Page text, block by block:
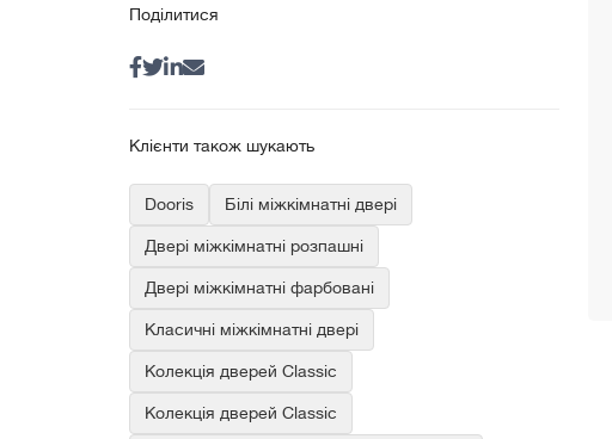
Поділитися
Клієнти також шукають
Dooris Білі міжкімнатні двері
Двері міжкімнатні розпашні
Двері міжкімнатні фарбовані
Класичні міжкімнатні двері
Колекція дверей Classic
Колекція дверей Classic